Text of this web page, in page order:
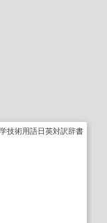
技術用語日英対訳辞書